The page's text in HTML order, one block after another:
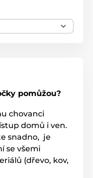
pomůžou?
chovanci
domů i ven.
snadno, je
se všemi
(dřevo, kov,